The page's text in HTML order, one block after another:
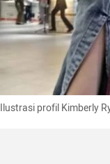
Ilustrasi profil Kimberly